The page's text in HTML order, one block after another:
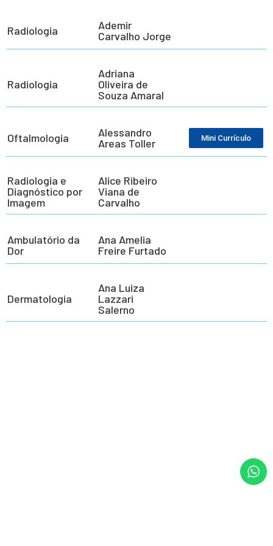
Radiologia
Ademir
Carvalho Jorge
Radiologia
Adriana
Oliveira de
Souza Amaral
Oftalmologia
Alessandro
Areas Toller
Mini Currículo
Radiologia e
Diagnóstico por
Imagem
Alice Ribeiro
Viana de
Carvalho
Ambulatório da
Dor
Ana Amelia
Freire Furtado
Dermatologia
Ana Luiza
Lazzari
Salerno